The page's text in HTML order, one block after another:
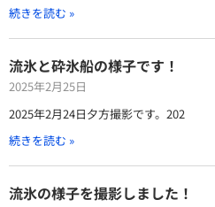
続きを読む »
流氷と砕氷船の様子です！
2025年2月25日
2025年2月24日夕方撮影です。202
続きを読む »
流氷の様子を撮影しました！